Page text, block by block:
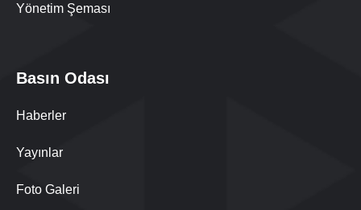
Yönetim Şeması
Basın Odası
Haberler
Yayınlar
Foto Galeri